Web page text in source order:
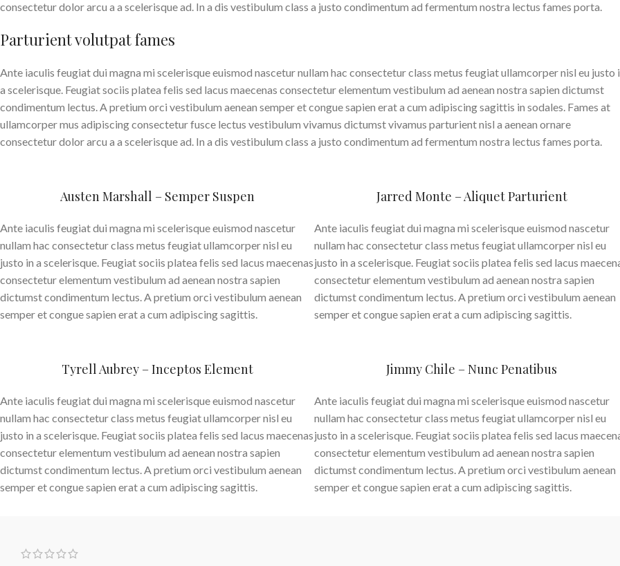
consectetur dolor arcu a a scelerisque ad. In a dis vestibulum class a justo condimentum ad fermentum nostra lectus fames porta.
Parturient volutpat fames
Ante iaculis feugiat dui magna mi scelerisque euismod nascetur nullam hac consectetur class metus feugiat ullamcorper nisl eu justo
a scelerisque. Feugiat sociis platea felis sed lacus maecenas consectetur elementum vestibulum ad aenean nostra sapien dictumst
condimentum lectus. A pretium orci vestibulum aenean semper et congue sapien erat a cum adipiscing sagittis in sodales. Fames at
ullamcorper mus adipiscing consectetur fusce lectus vestibulum vivamus dictumst vivamus parturient nisl a aenean ornare
consectetur dolor arcu a a scelerisque ad. In a dis vestibulum class a justo condimentum ad fermentum nostra lectus fames porta.
Austen Marshall – Semper Suspen
Ante iaculis feugiat dui magna mi scelerisque euismod nascetur
nullam hac consectetur class metus feugiat ullamcorper nisl eu
justo in a scelerisque. Feugiat sociis platea felis sed lacus maecenas
consectetur elementum vestibulum ad aenean nostra sapien
dictumst condimentum lectus. A pretium orci vestibulum aenean
semper et congue sapien erat a cum adipiscing sagittis.
Jarred Monte – Aliquet Parturient
Ante iaculis feugiat dui magna mi scelerisque euismod nascetur
nullam hac consectetur class metus feugiat ullamcorper nisl eu
justo in a scelerisque. Feugiat sociis platea felis sed lacus
consectetur elementum vestibulum ad aenean nostra sapien
dictumst condimentum lectus. A pretium orci vestibulum aenean
semper et congue sapien erat a cum adipiscing sagittis.
Tyrell Aubrey – Inceptos Element
Ante iaculis feugiat dui magna mi scelerisque euismod nascetur
nullam hac consectetur class metus feugiat ullamcorper nisl eu
justo in a scelerisque. Feugiat sociis platea felis sed lacus maecenas
consectetur elementum vestibulum ad aenean nostra sapien
dictumst condimentum lectus. A pretium orci vestibulum aenean
semper et congue sapien erat a cum adipiscing sagittis.
Jimmy Chile – Nunc Penatibus
Ante iaculis feugiat dui magna mi scelerisque euismod nascetur
nullam hac consectetur class metus feugiat ullamcorper nisl eu
justo in a scelerisque. Feugiat sociis platea felis sed lacus
consectetur elementum vestibulum ad aenean nostra sapien
dictumst condimentum lectus. A pretium orci vestibulum aenean
semper et congue sapien erat a cum adipiscing sagittis.